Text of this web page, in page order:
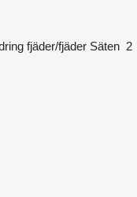
fjäder/fjäder Säten 2